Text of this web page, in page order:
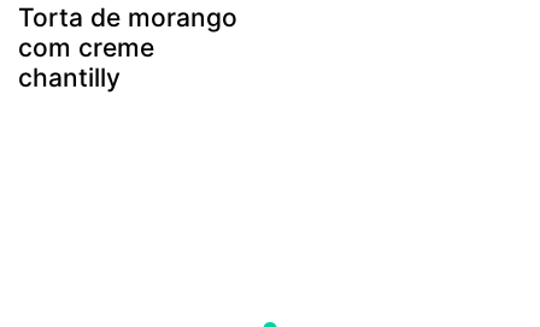
Torta de morango
com creme
chantilly